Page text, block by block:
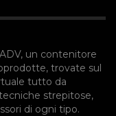
un contenitore
trovate sul
tutto da
strepitose,
di ogni tipo.